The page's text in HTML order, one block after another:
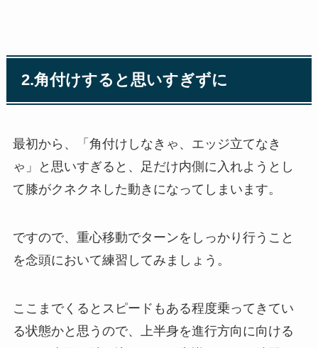
2.角付けすると思いすぎずに
最初から、「角付けしなきゃ、エッジ立てなき
ゃ」と思いすぎると、足だけ内側に入れようとし
て膝がクネクネした動きになってしまいます。
ですので、重心移動でターンをしっかり行うこと
を念頭において練習してみましょう。
ここまでくるとスピードもある程度乗ってきてい
る状態かと思うので、上半身を進行方向に向ける